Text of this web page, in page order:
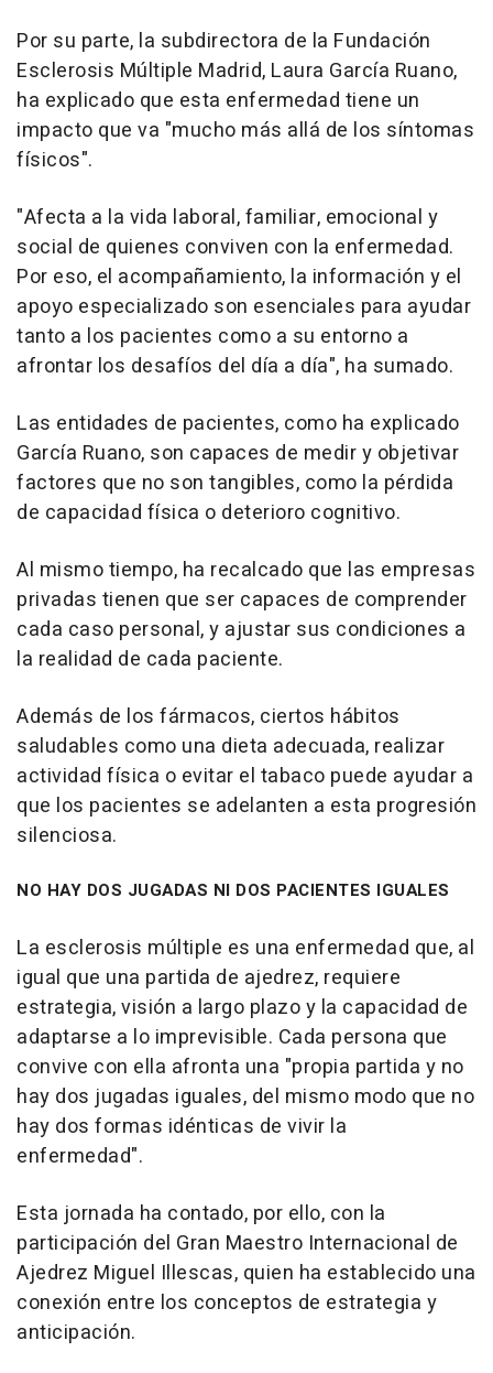
Por su parte, la subdirectora de la Fundación
Esclerosis Múltiple Madrid, Laura García Ruano,
ha explicado que esta enfermedad tiene un
impacto que va "mucho más allá de los síntomas
físicos".
"Afecta a la vida laboral, familiar, emocional y
social de quienes conviven con la enfermedad.
Por eso, el acompañamiento, la información y el
apoyo especializado son esenciales para ayudar
tanto a los pacientes como a su entorno a
afrontar los desafíos del día a día", ha sumado.
Las entidades de pacientes, como ha explicado
García Ruano, son capaces de medir y objetivar
factores que no son tangibles, como la pérdida
de capacidad física o deterioro cognitivo.
Al mismo tiempo, ha recalcado que las empresas
privadas tienen que ser capaces de comprender
cada caso personal, y ajustar sus condiciones a
la realidad de cada paciente.
Además de los fármacos, ciertos hábitos
saludables como una dieta adecuada, realizar
actividad física o evitar el tabaco puede ayudar a
que los pacientes se adelanten a esta progresión
silenciosa.
NO HAY DOS JUGADAS NI DOS PACIENTES IGUALES
La esclerosis múltiple es una enfermedad que, al
igual que una partida de ajedrez, requiere
estrategia, visión a largo plazo y la capacidad de
adaptarse a lo imprevisible. Cada persona que
convive con ella afronta una "propia partida y no
hay dos jugadas iguales, del mismo modo que no
hay dos formas idénticas de vivir la
enfermedad".
Esta jornada ha contado, por ello, con la
participación del Gran Maestro Internacional de
Ajedrez Miguel Illescas, quien ha establecido una
conexión entre los conceptos de estrategia y
anticipación.